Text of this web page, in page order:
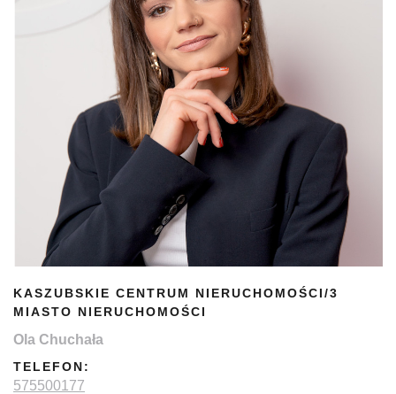
KASZUBSKIE CENTRUM NIERUCHOMOŚCI/3
MIASTO NIERUCHOMOŚCI
Ola Chuchała
TELEFON:
575500177